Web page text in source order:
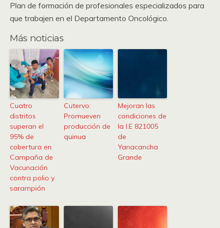
Plan de formación de profesionales especializados para
que trabajen en el Departamento Oncológico.
Más noticias
Cuatro
distritos
superan el
95% de
cobertura en
Campaña de
Vacunación
contra polio y
sarampión
Cutervo:
Promueven
producción de
quinua
Mejoran las
condiciones de
la I.E 821005
de
Yanacancha
Grande